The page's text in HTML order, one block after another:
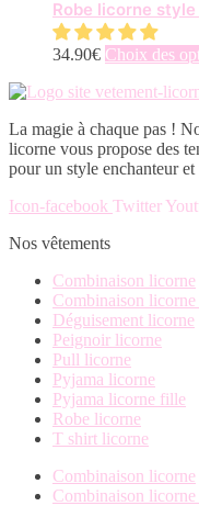
Robe licorne
34.90€ Choix des
La magie à chaque pas !
licorne vous propose des
pour un style enchanteur
Icon-facebook Twitter
Nos vêtements
Combinaison licorne
Combinaison
Déguisement licorne
Peignoir licorne
Pull licorne
Pyjama licorne
Pyjama licorne fille
Robe licorne
T shirt licorne
Combinaison licorne
Combinaison